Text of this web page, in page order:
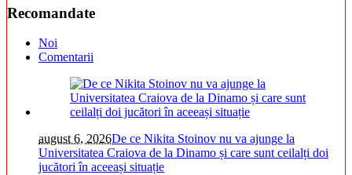
Recomandate
Noi
Comentarii
august 6, 2026De ce Nikita Stoinov nu va ajunge la
Universitatea Craiova de la Dinamo și care sunt ceilalți doi
jucători în aceeași situație